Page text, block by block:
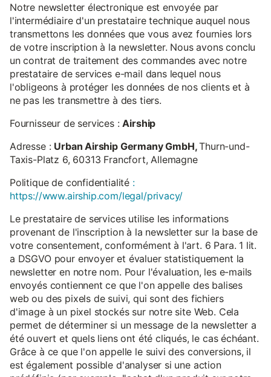
Notre newsletter électronique est envoyée par
l'intermédiaire d'un prestataire technique auquel nous
transmettons les données que vous avez fournies lors
de votre inscription à la newsletter. Nous avons conclu
un contrat de traitement des commandes avec notre
prestataire de services e-mail dans lequel nous
l'obligeons à protéger les données de nos clients et à
ne pas les transmettre à des tiers.
Fournisseur de services :Airship
Adresse : Urban Airship Germany GmbH,Thurn-und-
Taxis-Platz 6, 60313 Francfort, Allemagne
Politique de confidentialité :
https://www.airship.com/legal/privacy/
Le prestataire de services utilise les informations
provenant de l'inscription à la newsletter sur la base de
votre consentement, conformément à l'art. 6 Para. 1 lit.
a DSGVO pour envoyer et évaluer statistiquement la
newsletter en notre nom. Pour l'évaluation, les e-mails
envoyés contiennent ce que l'on appelle des balises
web ou des pixels de suivi, qui sont des fichiers
d'image à un pixel stockés sur notre site Web. Cela
permet de déterminer si un message de la newsletter a
été ouvert et quels liens ont été cliqués, le cas échéant.
Grâce à ce que l'on appelle le suivi des conversions, il
est également possible d'analyser si une action